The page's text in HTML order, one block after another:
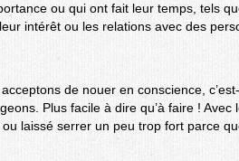
ou qui ont fait leur temps, tels
intérêt ou les relations avec des
de nouer en conscience,
Plus facile à dire qu’à faire !
laissé serrer un peu trop fort parce